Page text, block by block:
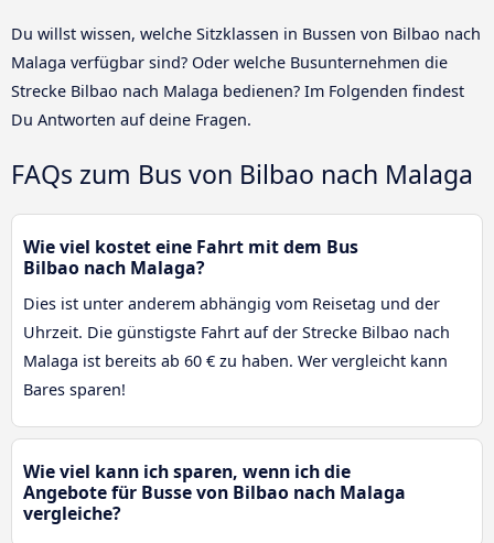
Du willst wissen, welche Sitzklassen in Bussen von Bilbao nach
Malaga verfügbar sind? Oder welche Busunternehmen die
Strecke Bilbao nach Malaga bedienen? Im Folgenden findest
Du Antworten auf deine Fragen.
FAQs zum Bus von Bilbao nach Malaga
Wie viel kostet eine Fahrt mit dem Bus
Bilbao nach Malaga?
Dies ist unter anderem abhängig vom Reisetag und der
Uhrzeit. Die günstigste Fahrt auf der Strecke Bilbao nach
Malaga ist bereits ab 60 € zu haben. Wer vergleicht kann
Bares sparen!
Wie viel kann ich sparen, wenn ich die
Angebote für Busse von Bilbao nach Malaga
vergleiche?